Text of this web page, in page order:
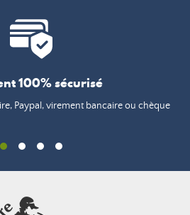
100% sécurisé
Paypal, virement bancaire ou chèque